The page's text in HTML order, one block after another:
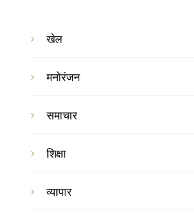
खेल
मनोरंजन
समाचार
शिक्षा
व्यापार